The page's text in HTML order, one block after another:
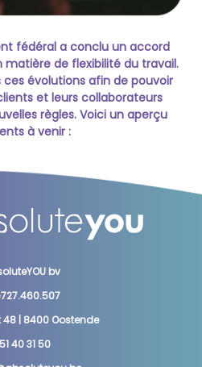
fédéral a conclu un accord
de flexibilité du travail.
ces évolutions afin de pouvoir
et leurs collaborateurs
règles. Voici un aperçu
à venir :
bv
| 8400 Oostende
40 31 50